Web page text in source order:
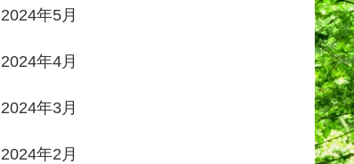
2024年5月
2024年4月
2024年3月
2024年2月